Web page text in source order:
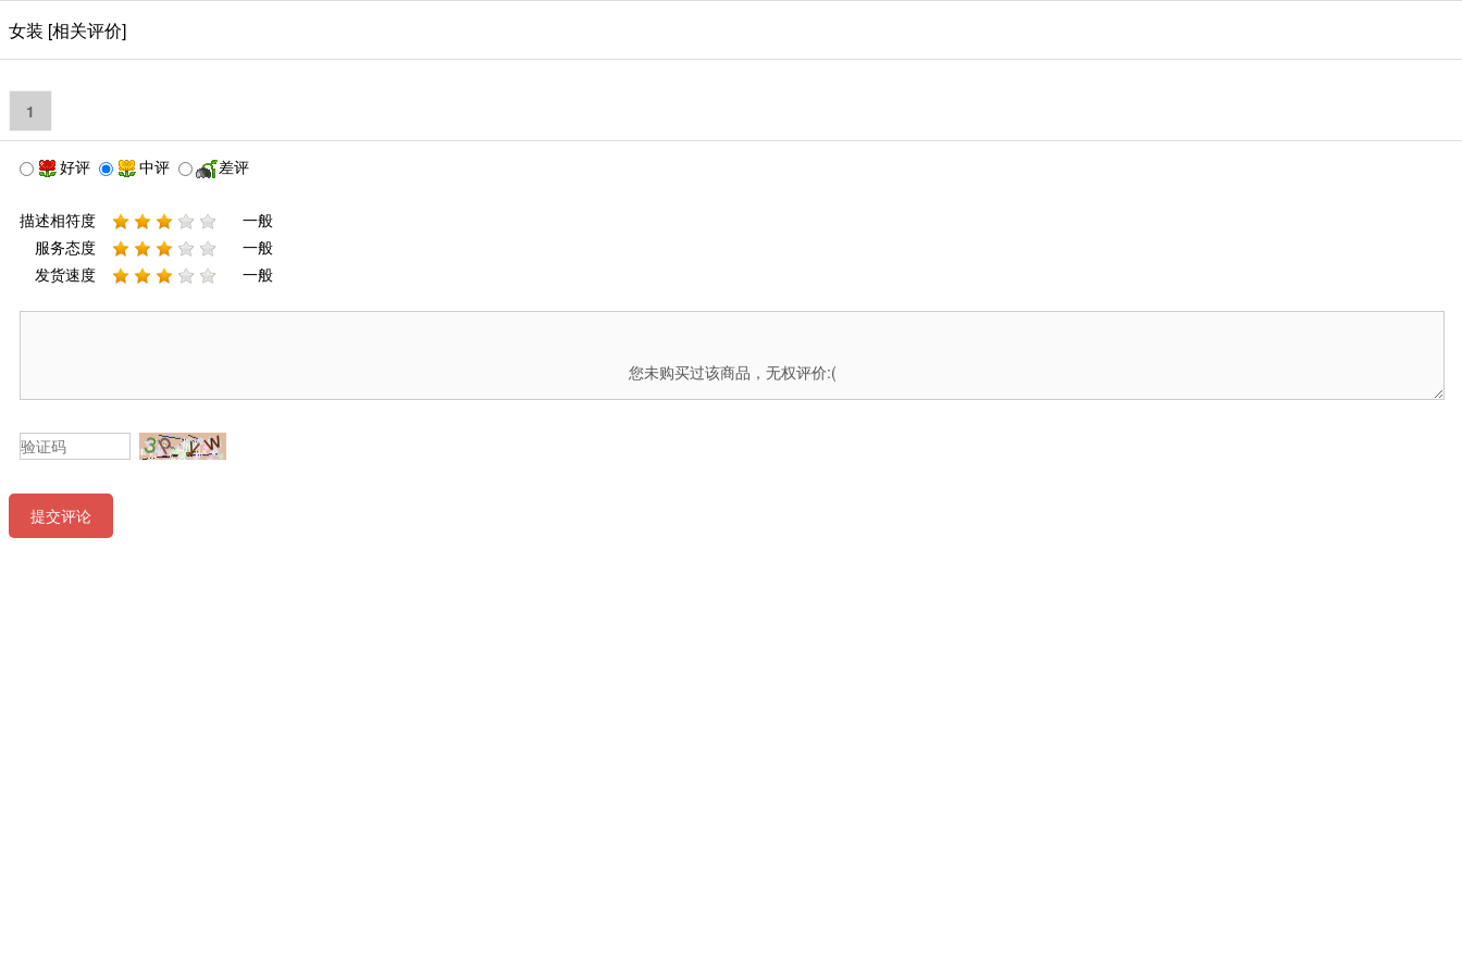
女装 [相关评价]
1
好评 中评 差评
描述相符度
一般
服务态度
一般
发货速度
一般